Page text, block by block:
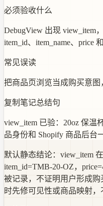
必须验收什么
DebugView 出现 view_item
item_id、item_name、price
常见误读
把商品页浏览当成购买意图
复制笔记总结句
view_item 已验：20oz 保温
品身份和 Shopify 商品后台
默认静态结论：view_item
item_id=TMB-20-OZ，
被记录，不证明用户形成
时先修可见性或商品映射，